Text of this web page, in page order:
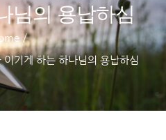
님의 용납하심
/
이기게 하는 하나님의 용납하심